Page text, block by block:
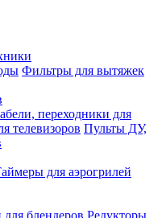
Фильтры для вытяжек
переходники для
телевизоров Пульты ДУ,
для аэрогрилей